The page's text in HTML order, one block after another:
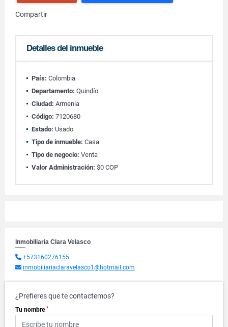
Compartir
Detalles del inmueble
País: Colombia
Departamento: Quindío
Ciudad: Armenia
Código: 7120680
Estado: Usado
Tipo de inmueble: Casa
Tipo de negocio: Venta
Valor Administración: $0 COP
Inmobiliaria Clara Velasco
+573160276155
inmobiliariaclaravelasco1@hotmail.com
¿Prefieres que te contactemos?
Tu nombre *